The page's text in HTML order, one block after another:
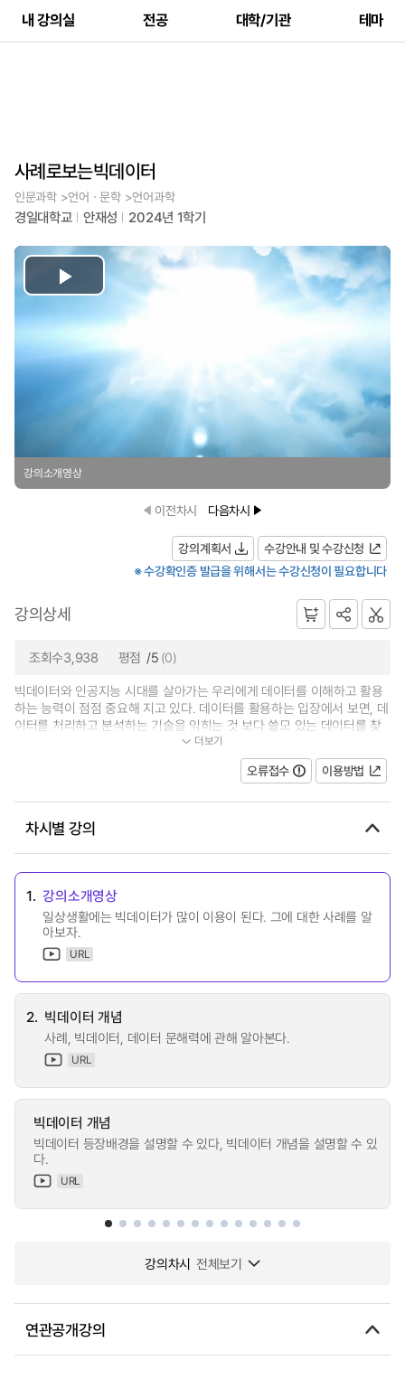
내 강의실 전공 대학/기관 테마
사례로보는빅데이터
인문과학 >언어ㆍ문학 >언어과학
경일대학교 안재성 2024년 1학기
Play
강의소개영상
이전차시 다음차시
강의계획서
수강안내 및 수강신청
※ 수강확인증 발급을 위해서는 수강신청이 필요합니다
강의상세
조회수3,938 평점 /5 (0)
빅데이터와 인공지능 시대를 살아가는 우리에게 데이터를 이해하고 활용
하는 능력이 점점 중요해 지고 있다. 데이터를 활용하는 입장에서 보면, 데
이터를 처리하고 분석하는 기술을 익히는 것 보다 쓸모 있는 데이터를 찾
더보기
오류접수 이용방법
차시별 강의
1. 강의소개영상
일상생활에는 빅데이터가 많이 이용이 된다. 그에 대한 사례를 알
아보자.
URL
2. 빅데이터 개념
사례, 빅데이터, 데이터 문해력에 관해 알아본다.
URL
빅데이터 개념
빅데이터 등장배경을 설명할 수 있다, 빅데이터 개념을 설명할 수 있
다.
URL
강의차시 전체보기
연관공개강의